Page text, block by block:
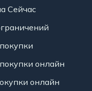
Сейчас
онлайн
онлайн